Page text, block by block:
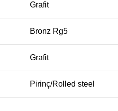
Grafit
Bronz Rg5
Grafit
Pirinç/Rolled steel